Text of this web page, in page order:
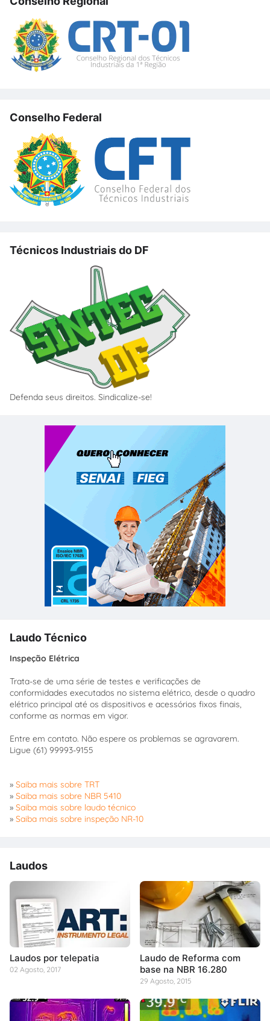
Conselho Federal
Técnicos Industriais do DF
Defenda seus direitos. Sindicalize-se!
Laudo Técnico
Inspeção Elétrica
Trata-se de uma série de testes e verificações de
conformidades executados no sistema elétrico, desde o quadro
elétrico principal até os dispositivos e acessórios fixos finais,
conforme as normas em vigor.
Entre em contato. Não espere os problemas se agravarem.
Ligue (61) 99993-9155
» Saiba mais sobre TRT
» Saiba mais sobre NBR 5410
» Saiba mais sobre laudo técnico
» Saiba mais sobre inspeção NR-10
Laudos
Laudos por telepatia
02 Agosto, 2017
Laudo de Reforma com
base na NBR 16.280
29 Agosto, 2015